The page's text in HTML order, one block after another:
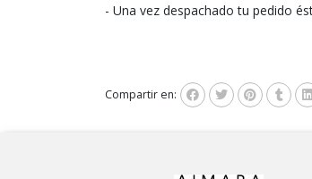
- Una vez despachado tu pedido
Compartir en: